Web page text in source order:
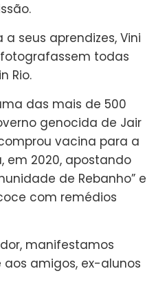
seus aprendizes, Vini
todas
Rio.
das mais de 500
genocida de Jair
vacina para a
em 2020, apostando
de Rebanho” e
com remédios
manifestamos
amigos, ex-alunos